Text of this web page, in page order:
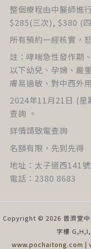
整個療程由中醫師進
$285(三次), $380 (
所有預約一經核實，
註：哮喘急性發作期
以下幼兒、孕婦、嚴
膚易過敏、對中西外
2024年11月21日 (星
查詢 。
詳情請致電查詢
名額有限，先到先得
地址：太子道西141
電話：2380 8683
Copyright © 2026 普濟堂中
字樓
www.pochaitong.com |